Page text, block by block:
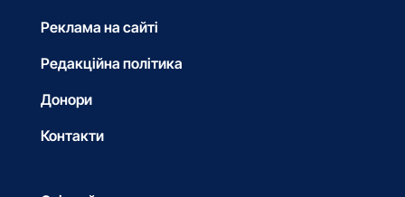
Реклама на сайті
Редакційна політика
Донори
Контакти